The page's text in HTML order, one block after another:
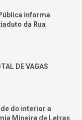
informa
da Rua
DE VAGAS
do interior a
Mineira de Letras